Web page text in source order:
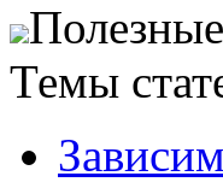
Темы